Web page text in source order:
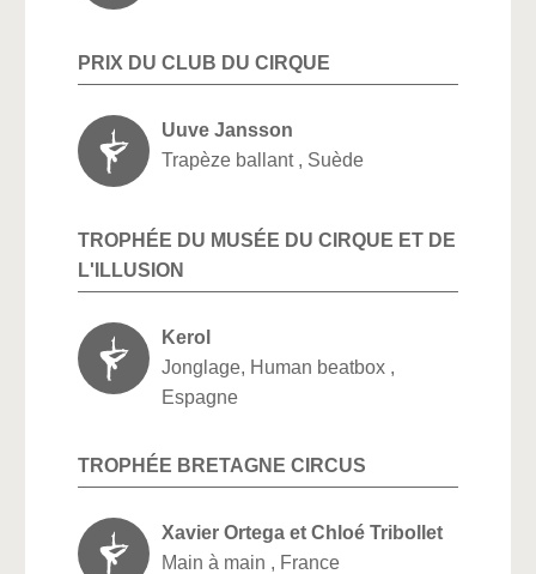
PRIX DU CLUB DU CIRQUE
Uuve Jansson
Trapèze ballant , Suède
TROPHÉE DU MUSÉE DU CIRQUE ET DE
L'ILLUSION
Kerol
Jonglage, Human beatbox ,
Espagne
TROPHÉE BRETAGNE CIRCUS
Xavier Ortega et Chloé Tribollet
Main à main , France